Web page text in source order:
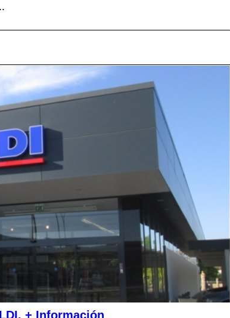
+ Información